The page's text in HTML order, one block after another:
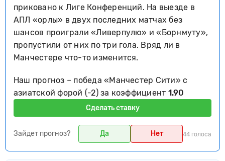
приковано к Лиге Конференций. На выезде в
АПЛ «орлы» в двух последних матчах без
шансов проиграли «Ливерпулю» и «Борнмуту»,
пропустили от них по три гола. Вряд ли в
Манчестере что-то изменится.
Наш прогноз – победа «Манчестер Сити» с
азиатской форой (-2) за коэффициент 1.90
Сделать ставку
Зайдет прогноз? Да Нет 44 голоса